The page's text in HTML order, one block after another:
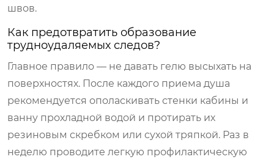
швов.
Как предотвратить образование
трудноудаляемых следов?
Главное правило — не давать гелю высыхать на
поверхностях. После каждого приема душа
рекомендуется ополаскивать стенки кабины и
ванну прохладной водой и протирать их
резиновым скребком или сухой тряпкой. Раз в
неделю проводите легкую профилактическую